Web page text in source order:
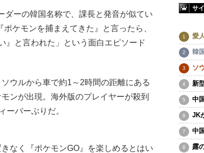
ーの韓国名称で、課長と発音が似てい
ケモンを捕まえてきた』と言ったら、
』と言われた」という面白エピソード
ウルから車で約1～2時間の距離にある
ンが出現。海外版のプレイヤーが殺到
ーバーぶりだ。
なく『ポケモンGO』を楽しめるとはい
サ
愛
韓
ソ
新
中
JK
中
露